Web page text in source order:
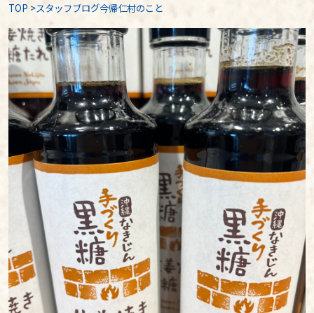
TOP >スタッフブログ今帰仁村のこと